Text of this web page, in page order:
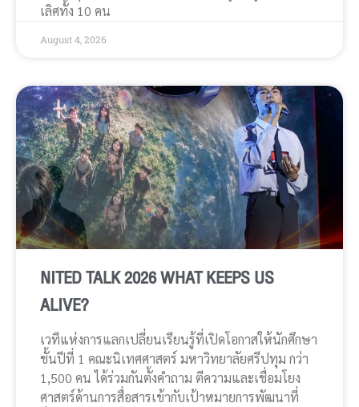
เลิศทั้ง 10 คน
August 4, 2026
NITED TALK 2026 WHAT KEEPS US
ALIVE?
เวทีแห่งการแลกเปลี่ยนเรียนรู้ที่เปิดโอกาสให้นักศึกษา
ชั้นปีที่ 1 คณะนิเทศศาสตร์ มหาวิทยาลัยศรีปทุม กว่า
1,500 คน ได้ร่วมกันตั้งคำถาม ตีความและเชื่อมโยง
ศาสตร์ด้านการสื่อสารเข้ากับเป้าหมายการพัฒนาที่